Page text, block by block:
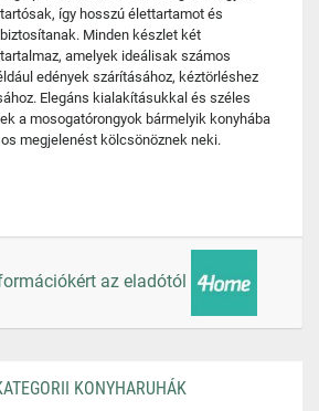
így hosszú élettartamot és
Minden készlet két
amelyek ideálisak számos
edények szárításához, kéztörléshez
Elegáns kialakításukkal és széles
a mosogatórongyok bármelyik konyhába
megjelenést kölcsönöznek neki.
az eladótól
KONYHARUHÁK